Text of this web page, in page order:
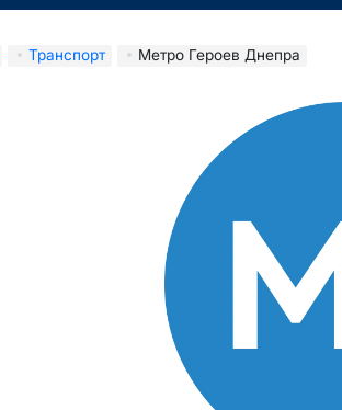
Транспорт Метро Героев Днепра